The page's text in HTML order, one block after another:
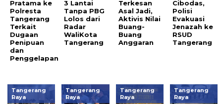
Pratama ke
Polresta
Tangerang
Terkait
Dugaan
Penipuan
dan
Penggelapan
3 Lantai
Tanpa PBG
Lolos dari
Radar
WaliKota
Tangerang
Terkesan
Asal Jadi,
Aktivis Nilai
Buang-
Buang
Anggaran
Cibodas,
Polisi
Evakuasi
Jenazah ke
RSUD
Tangerang
Tangerang
Raya
Tangerang
Raya
Tangerang
Raya
Tangerang
Raya